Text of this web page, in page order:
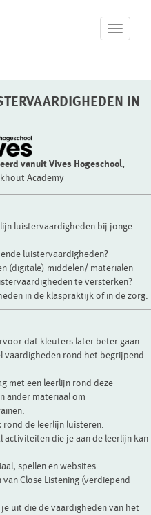
T
o
e
g
t
o
IN
vanuit Vives Hogeschool,
Academy
luistervaardigheden bij jonge
luistervaardigheden?
(digitale) middelen/ materialen
te versterken?
in de klaspraktijk of in de zorg.
dat kleuters later beter gaan
vaardigheden rond het begrijpend
met een leerlijn rond deze
ander materiaal om
de leerlijn luisteren.
activiteiten die je aan de leerlijn kan
spellen en websites.
Close Listening (verdiepend
uit die de vaardigheden van het